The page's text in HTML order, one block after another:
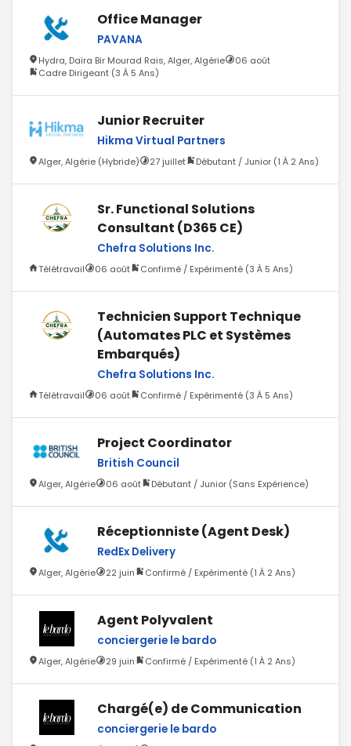
Office Manager
PAVANA
Hydra, Daïra Bir Mourad Rais, Alger, Algérie
06 août
Cadre Dirigeant (3 À 5 Ans)
Junior Recruiter
Hikma Virtual Partners
Alger, Algérie (Hybride) 27 juillet Débutant / Junior (1 À 2 Ans)
Sr. Functional Solutions
Consultant (D365 CE)
Chefra Solutions Inc.
Télétravail 06 août Confirmé / Expérimenté (3 À 5 Ans)
Technicien Support Technique
(Automates PLC et Systèmes
Embarqués)
Chefra Solutions Inc.
Télétravail 06 août Confirmé / Expérimenté (3 À 5 Ans)
Project Coordinator
British Council
Alger, Algérie 06 août Débutant / Junior (Sans Expérience)
Réceptionniste (Agent Desk)
RedEx Delivery
Alger, Algérie 22 juin Confirmé / Expérimenté (1 À 2 Ans)
Agent Polyvalent
conciergerie le bardo
Alger, Algérie 29 juin Confirmé / Expérimenté (1 À 2 Ans)
Chargé(e) de Communication
conciergerie le bardo